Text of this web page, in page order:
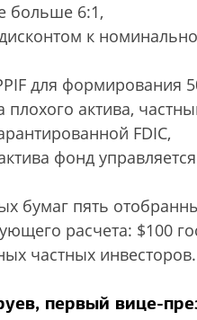
больше 6:1,
к
для формирования
плохого актива,
FDIC,
фонд
бумаг пять
расчета: $100
частных инвес­торов.
первый вице-